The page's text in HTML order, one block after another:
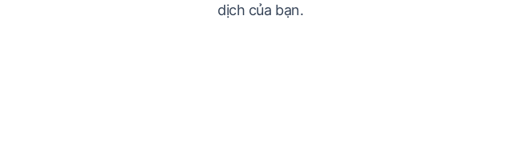
dịch của bạn.